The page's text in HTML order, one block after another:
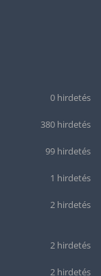
0 hirdetés
380 hirdetés
99 hirdetés
1 hirdetés
2 hirdetés
2 hirdetés
2 hirdetés